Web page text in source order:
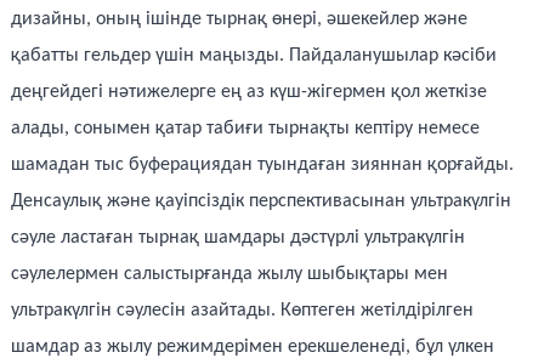
дизайны, оның ішінде тырнақ өнері, әшекейлер және
қабатты гельдер үшін маңызды. Пайдаланушылар кәсіби
деңгейдегі нәтижелерге ең аз күш-жігермен қол жеткізе
алады, сонымен қатар табиғи тырнақты кептіру немесе
шамадан тыс буферациядан туындаған зияннан қорғайды.
Денсаулық және қауіпсіздік перспективасынан ультракүлгін
сәуле ластаған тырнақ шамдары дәстүрлі ультракүлгін
сәулелермен салыстырғанда жылу шыбықтары мен
ультракүлгін сәулесін азайтады. Көптеген жетілдірілген
шамдар аз жылу режимдерімен ерекшеленеді, бұл үлкен